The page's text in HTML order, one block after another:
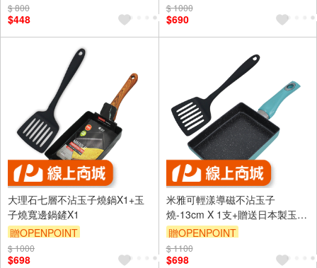
$ 800
$448
$ 1000
$690
大理石七層不沾玉子燒鍋X1+玉
子燒寬邊鍋鏟X1
贈OPENPOINT
$ 1000
$698
米雅可輕漾導磁不沾玉子
燒-13cm X 1支+贈送日本製玉子
燒鍋鏟 X 1支
贈OPENPOINT
$ 1100
$698